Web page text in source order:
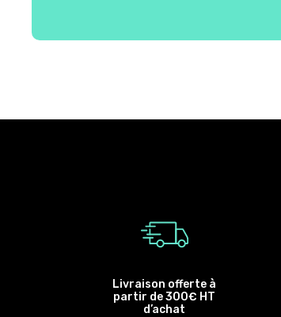
Livraison offerte à
partir de 300€ HT
d’achat